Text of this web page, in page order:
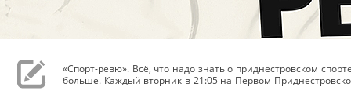
«Спорт-ревю». Всё, что надо знать о приднестровском
больше. Каждый вторник в 21:05 на Первом